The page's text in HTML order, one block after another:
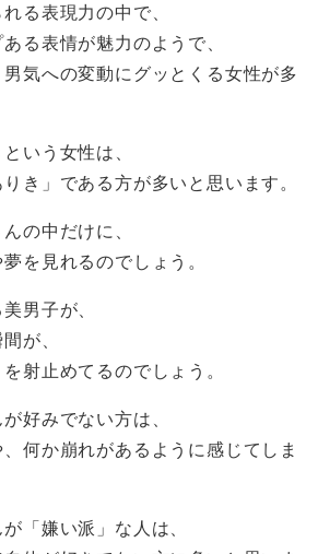
る表現力の中で、
る表情が魅力のようで、
気への変動にグッとくる女性が多
いう女性は、
き」である方が多いと思います。
の中だけに、
を見れるのでしょう。
男子が、
が、
射止めてるのでしょう。
好みでない方は、
何か崩れがあるように感じてしま
「嫌い派」な人は、